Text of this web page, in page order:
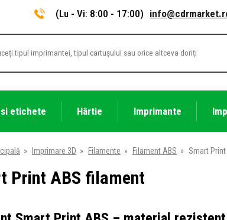
(Lu - Vi: 8:00 - 17:00)
etichete Hârtie Imprimante
» Imprimare 3D » Filamente » Filament ABS » Smart Print
Print ABS filament